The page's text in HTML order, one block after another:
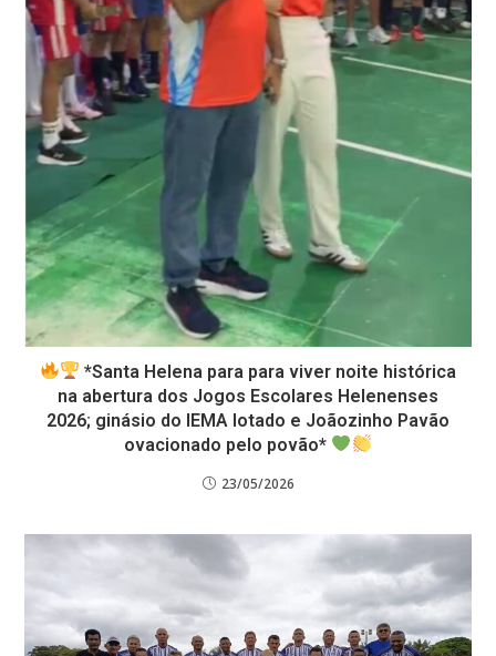
*Santa Helena para para viver noite histórica
na abertura dos Jogos Escolares Helenenses
2026; ginásio do IEMA lotado e Joãozinho Pavão
ovacionado pelo povão*
23/05/2026